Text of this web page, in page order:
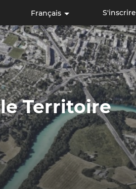
Français S'inscrire
Territoire